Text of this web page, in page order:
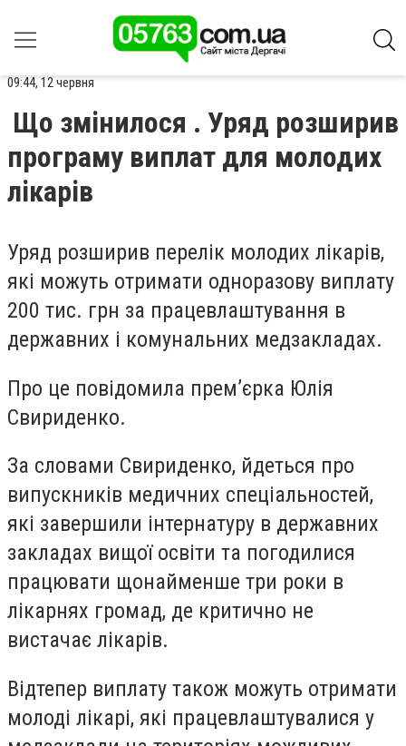
09:44, 12 червня
Що змінилося . Уряд розширив
програму виплат для молодих
лікарів
Уряд розширив перелік молодих лікарів,
які можуть отримати одноразову виплату
200 тис. грн за працевлаштування в
державних і комунальних медзакладах.
Про це повідомила премʼєрка Юлія
Свириденко.
За словами Свириденко, йдеться про
випускників медичних спеціальностей,
які завершили інтернатуру в державних
закладах вищої освіти та погодилися
працювати щонайменше три роки в
лікарнях громад, де критично не
вистачає лікарів.
Відтепер виплату також можуть отримати
молоді лікарі, які працевлаштувалися у